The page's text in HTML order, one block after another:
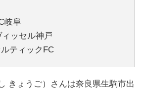
岐阜
ィッセル神戸
ティックFC
きょうご）さんは奈良県生駒市出